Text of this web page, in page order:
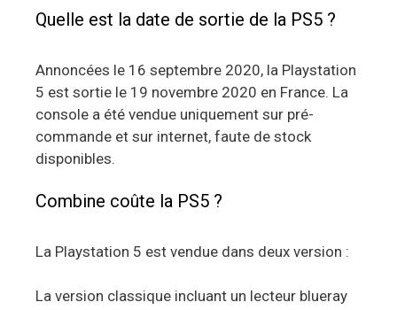
Quelle est la date de sortie de la PS5 ?
Annoncées le 16 septembre 2020, la Playstation
5 est sortie le 19 novembre 2020 en France. La
console a été vendue uniquement sur pré-
commande et sur internet, faute de stock
disponibles.
Combine coûte la PS5 ?
La Playstation 5 est vendue dans deux version :
La version classique incluant un lecteur blueray